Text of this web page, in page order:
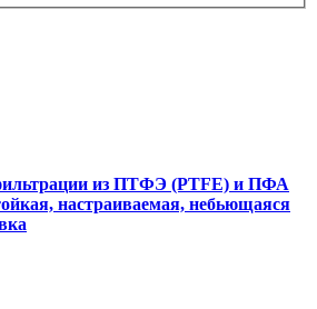
из ПТФЭ (PTFE) и ПФА
настраиваемая, небьющаяся